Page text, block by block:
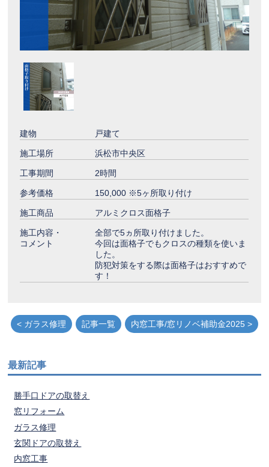
建物 戸建て
施工場所 浜松市中央区
工事期間 2時間
参考価格 150,000 ※5ヶ所取り付け
施工商品 アルミクロス面格子
施工内容・
コメント
全部で5ヵ所取り付けました。
今回は面格子でもクロスの種類を使いま
した。
防犯対策をする際は面格子はおすすめで
す！
< ガラス修理 記事一覧 内窓工事/窓リノベ補助金2025 >
最新記事
勝手口ドアの取替え
窓リフォーム
ガラス修理
玄関ドアの取替え
内窓工事